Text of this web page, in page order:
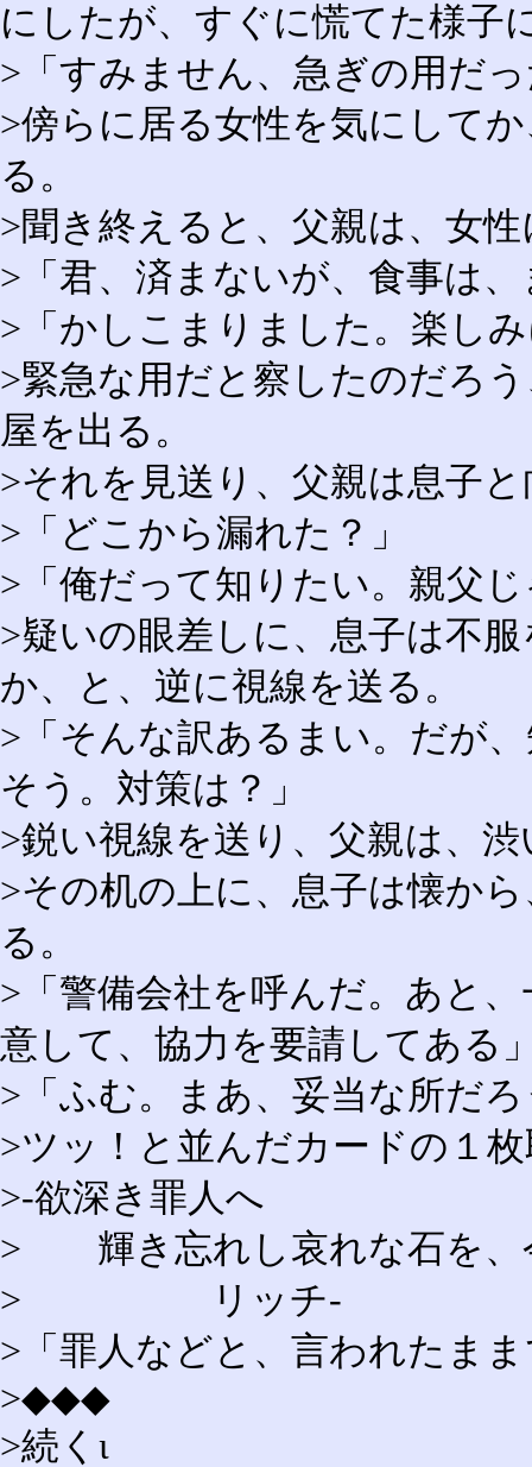
にしたが、すぐに慌てた様子
>「すみません、急ぎの用だ
>傍らに居る女性を気にして
る。
>聞き終えると、父親は、女
>「君、済まないが、食事は
>「かしこまりました。楽し
>緊急な用だと察したのだろ
屋を出る。
>それを見送り、父親は息子
>「どこから漏れた？」
>「俺だって知りたい。親父
>疑いの眼差しに、息子は不
か、と、逆に視線を送る。
>「そんな訳あるまい。だが
そう。対策は？」
>鋭い視線を送り、父親は、
>その机の上に、息子は懐か
る。
>「警備会社を呼んだ。あと
意して、協力を要請してある
>「ふむ。まあ、妥当な所だ
>ツッ！と並んだカードの１
>‐欲深き罪人へ
> 輝き忘れし哀れな石を、
> リッチ‐
>「罪人などと、言われたま
>◆◆◆
>続くι